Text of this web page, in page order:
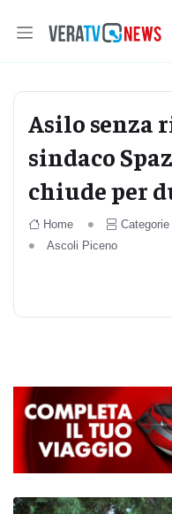
Asilo senza
sindaco
chiude per
Home Categorie
Ascoli Piceno